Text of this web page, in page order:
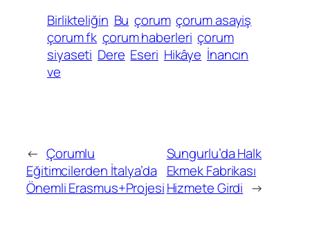
Birlikteliğin Bu çorum çorum asayiş
çorum fk çorum haberleri çorum
siyaseti Dere Eseri Hikâye İnancın
ve
← Çorumlu
Eğitimcilerden İtalya’da
Önemli Erasmus+Projesi
Sungurlu’da Halk
Ekmek Fabrikası
Hizmete Girdi →